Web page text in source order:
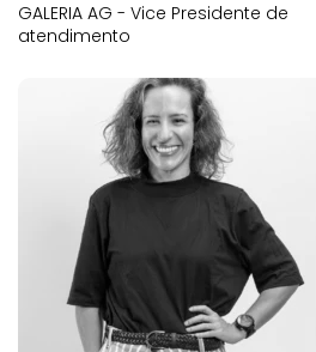
GALERIA AG - Vice Presidente de
atendimento